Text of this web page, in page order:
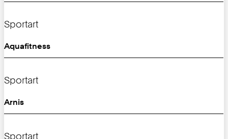
Sportart
Aquafitness
Sportart
Arnis
Sportart